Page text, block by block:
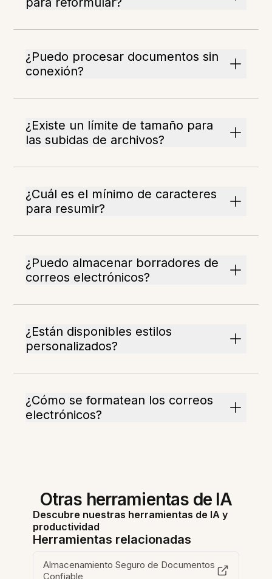
¿Puedo procesar documentos sin
conexión?
¿Existe un límite de tamaño para
las subidas de archivos?
¿Cuál es el mínimo de caracteres
para resumir?
¿Puedo almacenar borradores de
correos electrónicos?
¿Están disponibles estilos
personalizados?
¿Cómo se formatean los correos
electrónicos?
Otras herramientas de IA
Descubre nuestras herramientas de IA y
productividad
Herramientas relacionadas
Almacenamiento Seguro de Documentos
Confiable